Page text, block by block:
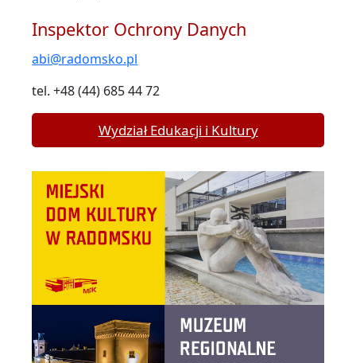
Inspektor Ochrony Danych
abi@radomsko.pl
tel. +48 (44) 685 44 72
Wydział Edukacji i Kultury